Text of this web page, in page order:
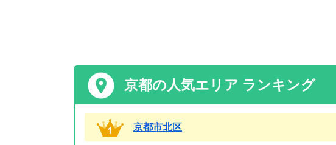
京都の人気エリア ランキング
京都市北区